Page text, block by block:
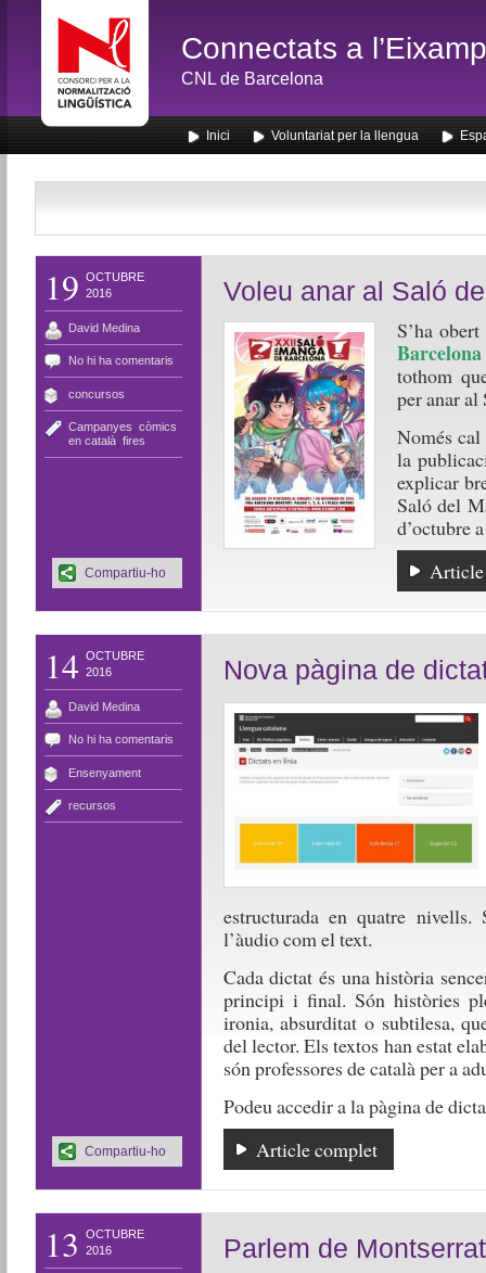
Connectats a
CNL de Barcelona
Inici Voluntariat per la llengua
19 OCTUBRE
2016
David Medina
No hi ha comentaris
concursos
Campanyes còmics
en català, fires
Voleu anar al Saló
S’ha
tothom
per anar al
Només
la
explicar
Saló del
d’octubre
Compartiu-ho
14 OCTUBRE
2016
David Medina
No hi ha comentaris
Ensenyament
recursos
Nova pàgina de
estructurada en quatre nivells.
l’àudio com el text.
Cada dictat és una història
principi i final. Són històries
ironia, absurditat o subtilesa,
del lector. Els textos han estat
són professores de català per a
Podeu accedir a la pàgina de
Article complet
Compartiu-ho
13
OCTUBRE
2016
Parlem de